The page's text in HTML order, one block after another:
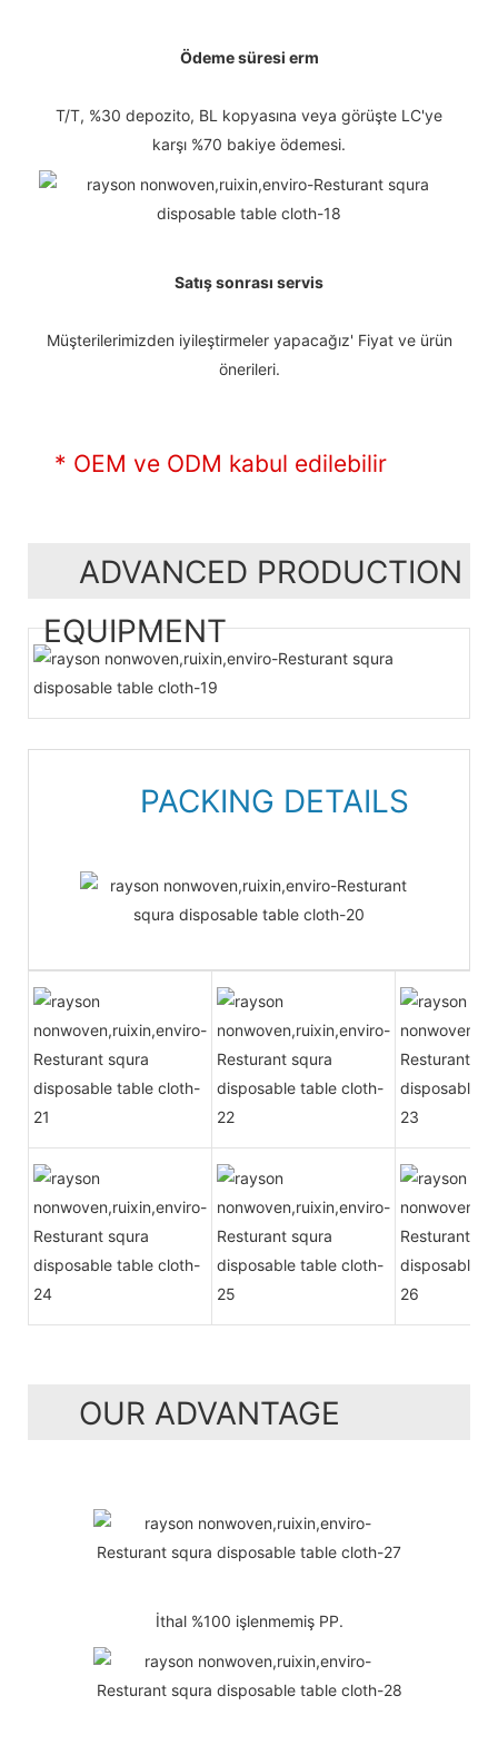
Ödeme süresi erm
T/T, %30 depozito, BL kopyasına veya görüşte LC'ye
karşı %70 bakiye ödemesi.
Satış sonrası servis
Müşterilerimizden iyileştirmeler yapacağız' Fiyat ve ürün
önerileri.
* OEM ve ODM kabul edilebilir
ADVANCED PRODUCTION
EQUIPMENT
PACKING DETAILS
OUR ADVANTAGE
İthal %100 işlenmemiş PP.